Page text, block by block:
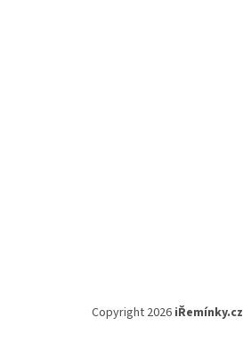
Copyright 2026 iŘemínky.cz